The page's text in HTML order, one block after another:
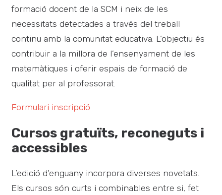
formació docent de la SCM i neix de les
necessitats detectades a través del treball
continu amb la comunitat educativa. L’objectiu és
contribuir a la millora de l’ensenyament de les
matemàtiques i oferir espais de formació de
qualitat per al professorat.
Formulari inscripció
Cursos gratuïts, reconeguts i
accessibles
L’edició d’enguany incorpora diverses novetats.
Els cursos són curts i combinables entre si, fet